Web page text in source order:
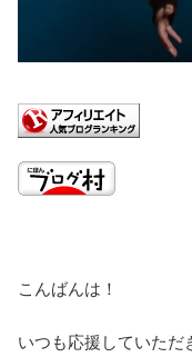
こんばんは！
いつも応援していただ